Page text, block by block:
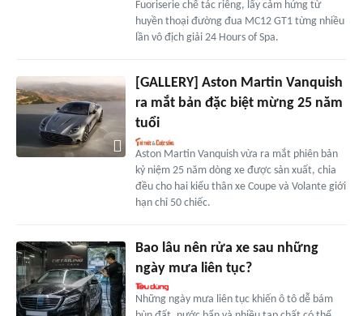
Fuoriserie chế tác riêng, lấy cảm hứng từ
huyền thoại đường đua MC12 GT1 từng nhiều
lần vô địch giải 24 Hours of Spa.
[GALLERY] Aston Martin Vanquish
ra mắt bản đặc biệt mừng 25 năm
tuổi
Aston Martin Vanquish vừa ra mắt phiên bản
kỷ niệm 25 năm dòng xe được sản xuất, chia
đều cho hai kiểu thân xe Coupe và Volante giới
hạn chỉ 50 chiếc.
Bao lâu nên rửa xe sau những
ngày mưa liên tục?
Những ngày mưa liên tục khiến ô tô dễ bám